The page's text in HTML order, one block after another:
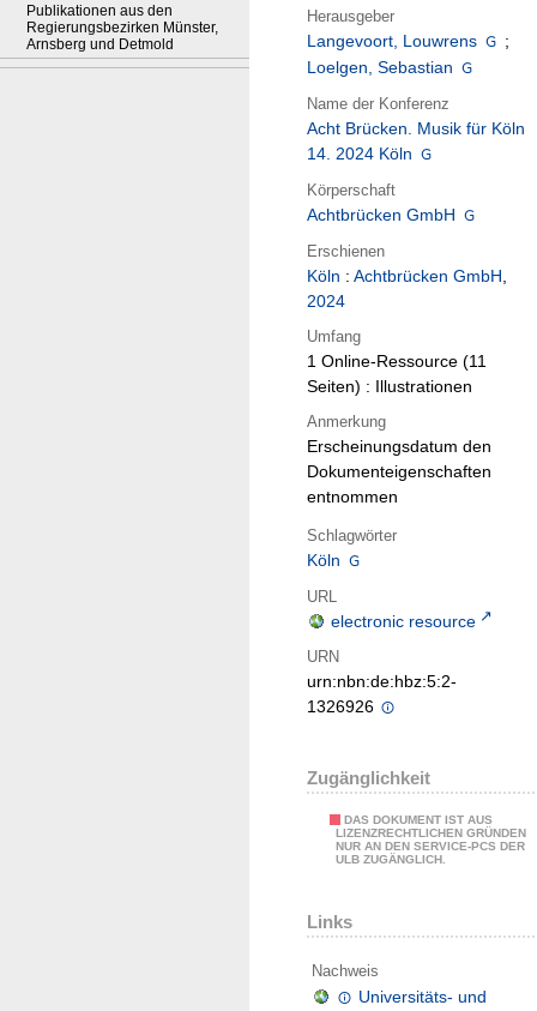
Publikationen aus den
Regierungsbezirken Münster,
Arnsberg und Detmold
Herausgeber
Langevoort, Louwrens
;
Loelgen, Sebastian
Name der Konferenz
Acht Brücken. Musik für Köln
14. 2024 Köln
Körperschaft
Achtbrücken GmbH
Erschienen
Köln : Achtbrücken GmbH,
2024
Umfang
1 Online-Ressource (11
Seiten) : Illustrationen
Anmerkung
Erscheinungsdatum den
Dokumenteigenschaften
entnommen
Schlagwörter
Köln
URL
electronic resource
URN
urn:nbn:de:hbz:5:2-
1326926
Zugänglichkeit
DAS DOKUMENT IST AUS
LIZENZRECHTLICHEN GRÜNDEN
NUR AN DEN SERVICE-PCS DER
ULB ZUGÄNGLICH.
Links
Nachweis
Universitäts- und